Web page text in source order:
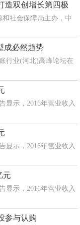
造双创增长第四极
社会保障局主办，中
成必然趋势
行业(河北)高峰论坛在
显示，2016年营业收入
显示，2016年营业收入
元
显示，2016年营业收入
参与认购